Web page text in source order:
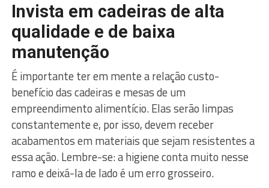
Invista em cadeiras de alta
qualidade e de baixa
manutenção
É importante ter em mente a relação custo-
benefício das cadeiras e mesas de um
empreendimento alimentício. Elas serão limpas
constantemente e, por isso, devem receber
acabamentos em materiais que sejam resistentes a
essa ação. Lembre-se: a higiene conta muito nesse
ramo e deixá-la de lado é um erro grosseiro.